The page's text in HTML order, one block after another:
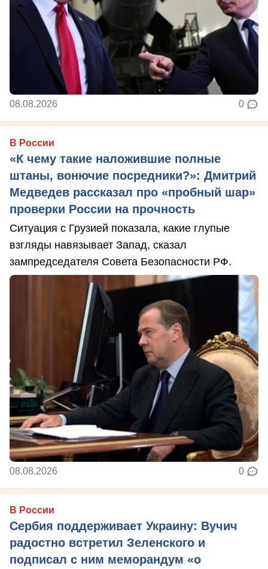
08.08.2026 0
В России
«К чему такие наложившие полные
штаны, вонючие посредники?»: Дмитрий
Медведев рассказал про «пробный шар»
проверки России на прочность
Ситуация с Грузией показала, какие глупые
взгляды навязывает Запад, сказал
зампредседателя Совета Безопасности РФ.
08.08.2026 0
В России
Сербия поддерживает Украину: Вучич
радостно встретил Зеленского и
подписал с ним меморандум «о